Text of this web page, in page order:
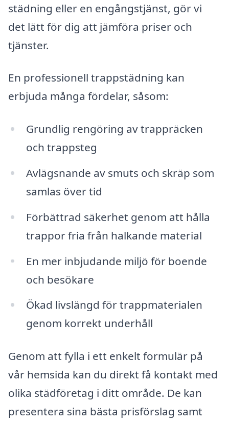
städning eller en engångstjänst, gör vi
det lätt för dig att jämföra priser och
tjänster.
En professionell trappstädning kan
erbjuda många fördelar, såsom:
Grundlig rengöring av trappräcken
och trappsteg
Avlägsnande av smuts och skräp som
samlas över tid
Förbättrad säkerhet genom att hålla
trappor fria från halkande material
En mer inbjudande miljö för boende
och besökare
Ökad livslängd för trappmaterialen
genom korrekt underhåll
Genom att fylla i ett enkelt formulär på
vår hemsida kan du direkt få kontakt med
olika städföretag i ditt område. De kan
presentera sina bästa prisförslag samt